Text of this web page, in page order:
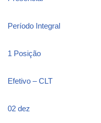
Período Integral
1 Posição
Efetivo – CLT
02 dez